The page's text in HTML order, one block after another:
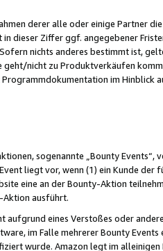
derer alle oder einige Partner
in dieser Ziffer ggf. angegebener
nichts anderes bestimmt ist,
nicht zu Produktverkäufen
im Hinblick
sogenannte „Bounty Events“,
liegt vor, wenn (1) ein Kunde der
eine an der Bounty-Aktion
Aktion ausführt.
eines Verstoßes oder
im Falle mehrerer Bounty
wurde. Amazon legt im